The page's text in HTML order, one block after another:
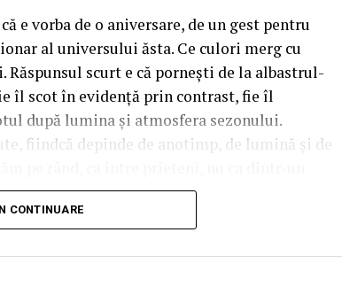
e vorba de o aniversare, de un gest pentru
al universului ăsta. Ce culori merg cu
scurt e că pornești de la albastrul-
îl scot în evidență prin contrast, fie îl
după lumina și atmosfera sezonului.
fiindcă depinde de anotimp, de lumină și de
de bază a
CONTINUARE